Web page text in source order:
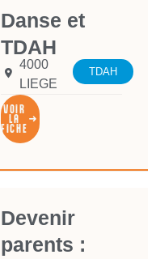
Danse et
TDAH
4000
LIEGE
TDAH
VOIR
LA
FICHE
Devenir
parents :